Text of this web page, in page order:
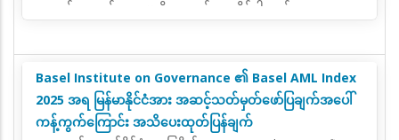
အချက်အလက်များပေးပို့လျှောက်ထားနိုင်ပါသည်။
Basel Institute on Governance ၏ Basel AML Index
2025 အရ မြန်မာနိုင်ငံအား အဆင့်သတ်မှတ်ဖော်ပြချက်အပေါ်
ကန့်ကွက်ကြောင်း အသိပေးထုတ်ပြန်ချက်